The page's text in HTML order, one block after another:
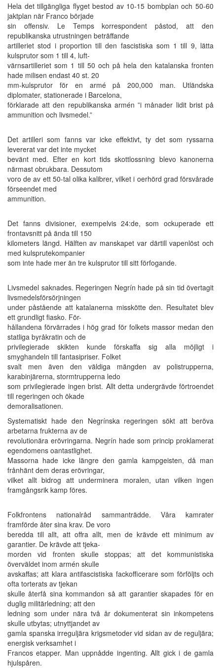
Hela det tillgängliga flyget bestod av 10-15 bombplan och 50-60
jaktplan när Franco började
sin offensiv. Le Temps korrespondent påstod, att den
republikanska utrustningen beträffande
artilleriet stod i proportion till den fascistiska som 1 till 9, lätta
kulsprutor som 1 till 4, luft-
värnsartilleriet som 1 till 50 och på hela den katalanska fronten
hade milisen endast 40 st. 20
mm-kulsprutor för en armé på 200,000 man. Utländska
diplomater, stationerade i Barcelona,
förklarade att den republikanska armén ”i månader lidit brist på
ammunition och livsmedel.”
Det artilleri som fanns var icke effektivt, ty det som ryssarna
levererat var det inte mycket
bevänt med. Efter en kort tids skottlossning blevo kanonerna
närmast obrukbara. Dessutom
voro de av ett 50-tal olika kalibrer, vilket i oerhörd grad försvårade
förseendet med
ammunition.
Det fanns divisioner, exempelvis 24:de, som ockuperade ett
frontavsnitt på ända till 150
kilometers längd. Hälften av manskapet var därtill vapenlöst och
med kulsprutekompanier
som inte hade mer än tre kulsprutor till sitt förfogande.
Livsmedel saknades. Regeringen Negrín hade på sin tid övertagit
livsmedelsförsörjningen
under påstående att katalanerna misskötte den. Resultatet blev
ett grundligt fiasko. För-
hållandena förvärrades i hög grad för folkets massor medan den
statliga byråkratin och de
privilegierade skikten kunde förskaffa sig alla möjligt i
smyghandeln till fantasipriser. Folket
svalt men även den väldiga mängden av polistrupperna,
karabinjärerna, stormtrupperna ledo
som privilegierade ingen brist. Allt detta undergrävde förtroendet
till regeringen och ökade
demoralisationen.
Systematiskt hade den Negrínska regeringen sökt att beröva
arbetarna frukterna av de
revolutionära erövringarna. Negrín hade som princip proklamerat
egendomens oantastlighet.
Massorna hade icke längre den gamla kampgeisten, då man
frånhänt dem deras erövringar,
vilket allt bidrog att underminera moralen, utan vilken ingen
framgångsrik kamp föres.
Folkfrontens nationalråd sammanträdde. Våra kamrater
framförde åter sina krav. De voro
beredda till allt, att offra allt, men de krävde ett minimum av
garantier. De krävde att tjeka-
morden vid fronten skulle stoppas; att det kommunistiska
överväldet inom armén skulle
avskaffas; att klara antifascistiska fackofficerare som förföljts och
ofta torterats av tjekan
skulle återfå sina kommandon så att garantier skapades för en
duglig militärledning; att den
ledning som under nära två år dokumenterat sin inkompetens
skulle utbytas; utnyttjandet av
gamla spanska irreguljära krigsmetoder vid sidan av de reguljära;
energisk verksamhet i
Francos etapper. Man uppnådde ingenting. Allt gick i de gamla
hjulspåren.